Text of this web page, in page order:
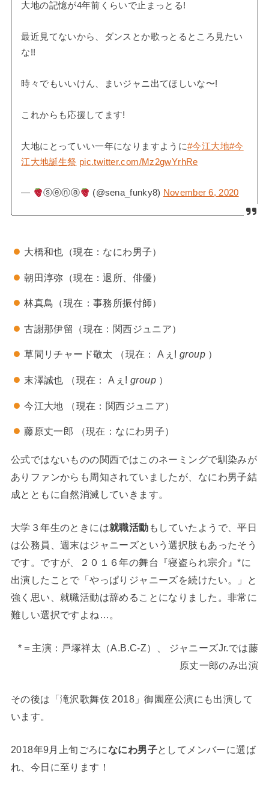
大地の記憶が4年前くらいで止まっとる!
最近見てないから、ダンスとか歌っとるところ見たい
な!!
時々でもいいけん、まいジャニ出てほしいな〜!
これからも応援してます!
大地にとっていい一年になりますように#今江大地#今
江大地誕生祭 pic.twitter.com/Mz2gwYrhRe
— ⓢⓔⓝⓐ (@sena_funky8) November 6, 2020
大橋和也（現在：なにわ男子）
朝田淳弥（現在：退所、俳優）
林真鳥（現在：事務所振付師）
古謝那伊留（現在：関西ジュニア）
草間リチャード敬太 （現在： Aぇ! group ）
末澤誠也 （現在： Aぇ! group）
今江大地 （現在：関西ジュニア）
藤原丈一郎 （現在：なにわ男子）
公式ではないものの関西ではこのネーミングで馴染みが
ありファンからも周知されていましたが、なにわ男子結
成とともに自然消滅していきます。
大学３年生のときには就職活動 もしていたようで、平日
は公務員、週末はジャニーズという選択肢もあったそう
です。ですが、２０１６年の舞台『寝盗られ宗介』*に
出演したことで「やっぱりジャニーズを続けたい。」と
強く思い、就職活動は辞めることになりました。非常に
難しい選択ですよね…。
*＝主演：戸塚祥太（A.B.C-Z）、 ジャニーズJr.では藤
原丈一郎のみ出演
その後は「滝沢歌舞伎 2018」御園座公演にも出演して
います。
2018年9月上旬ごろになにわ男子としてメンバーに選ば
れ、今日に至ります！